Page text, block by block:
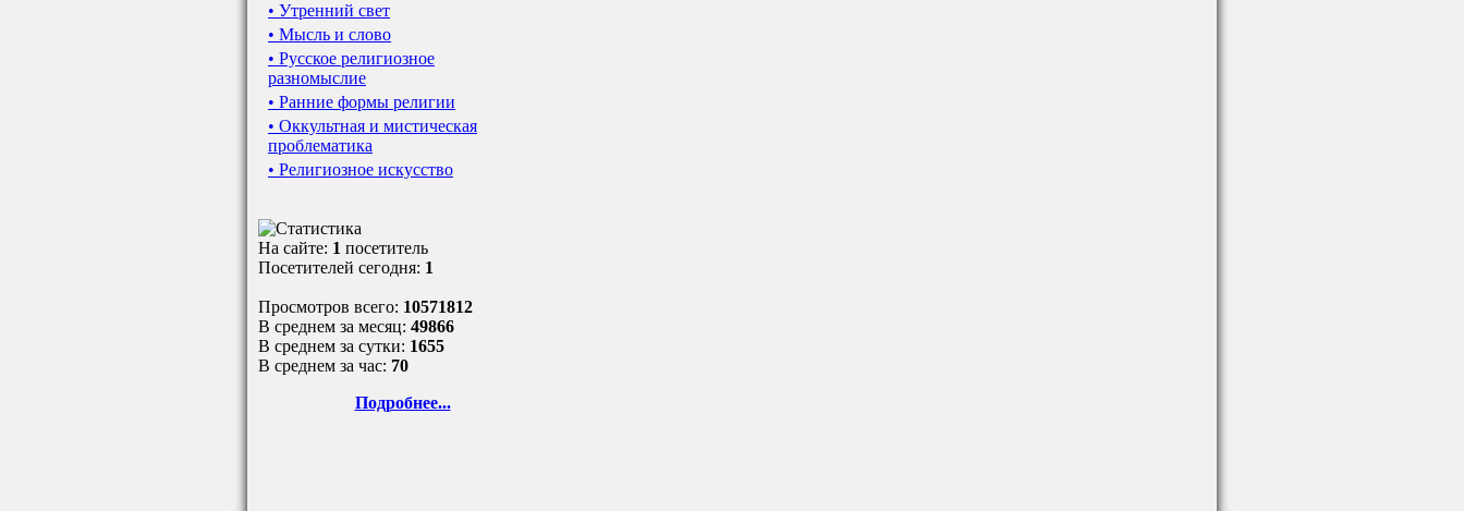
• Утренний свет
• Мысль и слово
• Русское религиозное
разномыслие
• Ранние формы религии
• Оккультная и мистическая
проблематика
• Религиозное искусство
На сайте: 1 посетитель
Посетителей сегодня: 1
Просмотров всего: 10571812
В среднем за месяц: 49866
В среднем за сутки: 1655
В среднем за час: 70
Подробнее...